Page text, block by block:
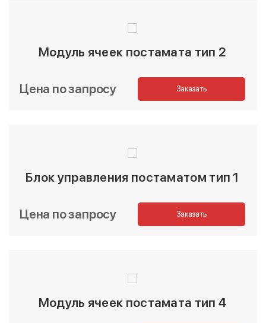
Модуль ячеек постамата тип 2
Цена по запросу Заказать
Блок управления постаматом тип 1
Цена по запросу Заказать
Модуль ячеек постамата тип 4